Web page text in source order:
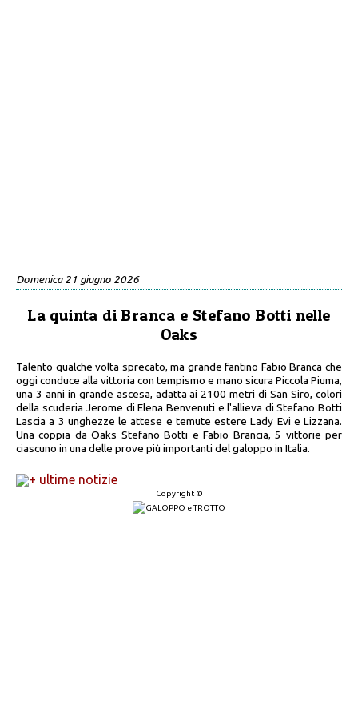
Domenica 21 giugno 2026
La quinta di Branca e Stefano Botti nelle
Oaks
Talento qualche volta sprecato, ma grande fantino Fabio Branca che
oggi conduce alla vittoria con tempismo e mano sicura Piccola Piuma,
una 3 anni in grande ascesa, adatta ai 2100 metri di San Siro, colori
della scuderia Jerome di Elena Benvenuti e l'allieva di Stefano Botti
Lascia a 3 unghezze le attese e temute estere Lady Evi e Lizzana.
Una coppia da Oaks Stefano Botti e Fabio Brancia, 5 vittorie per
ciascuno in una delle prove più importanti del galoppo in Italia.
+ ultime notizie
Copyright ©